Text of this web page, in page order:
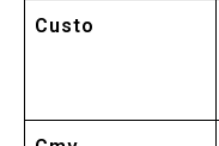
Custo